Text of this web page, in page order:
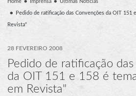
Home Imprensa Últimas Notícias
Pedido de ratificação das Convenções da OIT 151
Revista"
28 FEVEREIRO 2008
Pedido de ratificação
da OIT 151 e 158 é
em Revista"